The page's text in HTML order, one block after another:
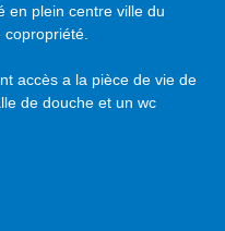
en plein centre ville du
accès a la pièce de vie de
de douche et un wc